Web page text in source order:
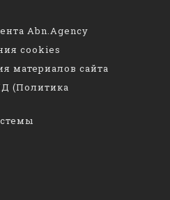
Abn.Agency
cookies
материалов сайта
(Политика